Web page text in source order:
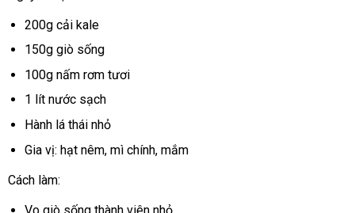
200g cải kale
150g giò sống
100g nấm rơm tươi
1 lít nước sạch
Hành lá thái nhỏ
Gia vị: hạt nêm, mì chính, mắm
Cách làm:
Vo giò sống thành viên nhỏ